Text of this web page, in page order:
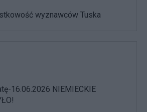
wyznawców Tuska
16.06.2026 NIEMIECKIE